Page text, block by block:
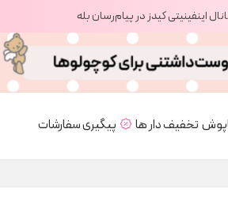
اینفینیتی کیدز در پیام‌رسان بله
تخفیف دار ها پیگیری سفارشات